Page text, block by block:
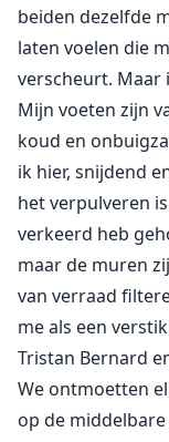
beiden dezelfde
laten voelen die
verscheurt. Maar
Mijn voeten zijn
koud en
ik hier, snijdend
het verpulveren
verkeerd heb
maar de muren
van verraad
me als een
Tristan Bernard
We ontmoetten
op de